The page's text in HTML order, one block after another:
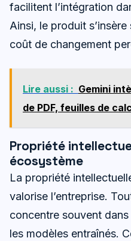
facilitent l’intégration
Ainsi, le produit
coût de changement
Lire aussi : Gemini
de PDF, feuilles de
Propriété
écosystème
La propriété
valorise l’entreprise.
concentre souvent
les modèles entraînés.